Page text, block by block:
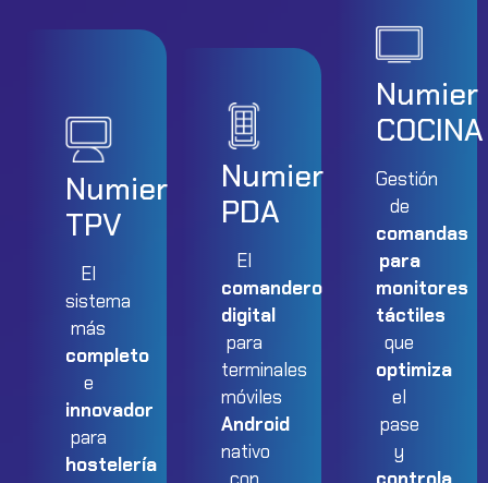
Numier
TPV
El
sistema
más
completo
e
innovador
para
hostelería
Numier
PDA
El
comandero
digital
para
terminales
móviles
Android
nativo
Numier
COCINA
Gestión
de
comandas
para
monitores
táctiles
que
optimiza
el
pase
y